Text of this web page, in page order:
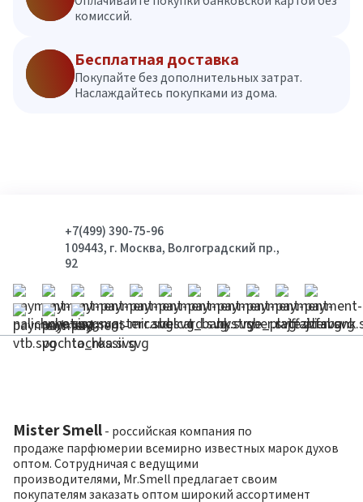
комиссий.
Бесплатная доставка
Покупайте без дополнительных затрат.
Наслаждайтесь покупками из дома.
+7(499) 390-75-96
109443, г. Москва, Волгоградский пр.,
92
Mister Smell - российская компания по
продаже парфюмерии всемирно известных марок духов
оптом. Сотрудничая с ведущими
производителями, Mr.Smell предлагает своим
покупателям заказать оптом широкий ассортимент